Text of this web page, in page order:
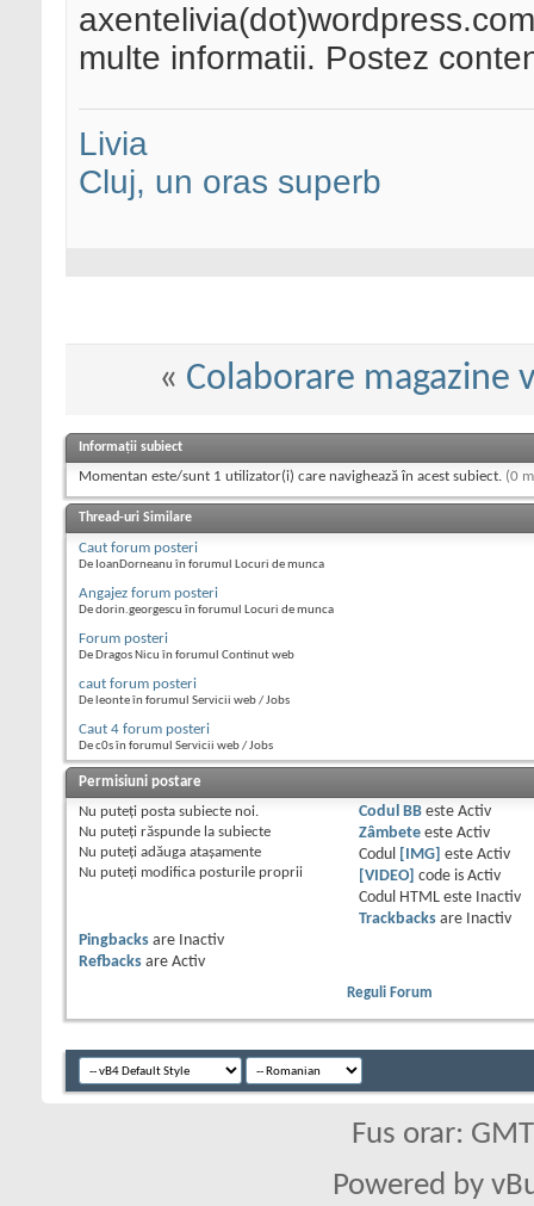
multe informatii. Postez
Livia
Cluj, un oras superb
« Colaborare magazine
Informații subiect
Momentan este/sunt 1 utilizator(i) care navighează în acest subiect. (0
Thread-uri Similare
Caut forum posteri
De IoanDorneanu în forumul Locuri de munca
Angajez forum posteri
De dorin.georgescu în forumul Locuri de munca
Forum posteri
De Dragos Nicu în forumul Continut web
caut forum posteri
De leonte în forumul Servicii web / Jobs
Caut 4 forum posteri
De c0s în forumul Servicii web / Jobs
Permisiuni postare
Nu puteţi posta subiecte noi.
Nu puteţi răspunde la subiecte
Nu puteţi adăuga ataşamente
Nu puteţi modifica posturile proprii
Codul BBeste Activ
Zâmbeteeste Activ
Codul
[IMG] este Activ
[VIDEO]
code is Activ
Codul HTML este
Inactiv
Trackbacksare
Inactiv
Pingbacks are
Inactiv
Refbacks are Activ
Reguli Forum
Fus orar:
Powered by